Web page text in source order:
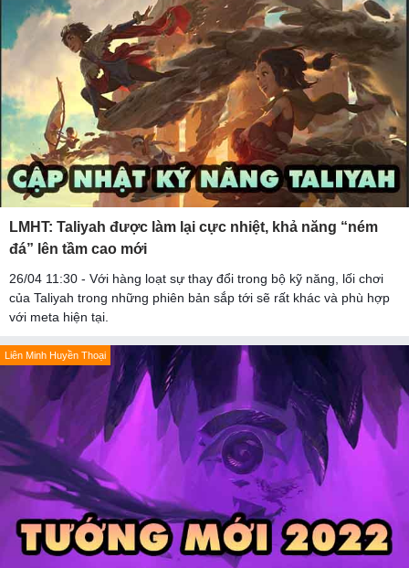
LMHT: Taliyah được làm lại cực nhiệt, khả năng “ném
đá” lên tầm cao mới
26/04 11:30 - Với hàng loạt sự thay đổi trong bộ kỹ năng, lối chơi
của Taliyah trong những phiên bản sắp tới sẽ rất khác và phù hợp
với meta hiện tại.
Liên Minh Huyền Thoại